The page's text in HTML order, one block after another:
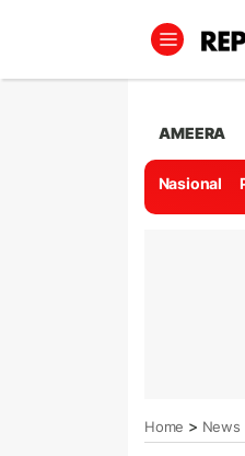
AMEERA
Nasional
Home > News